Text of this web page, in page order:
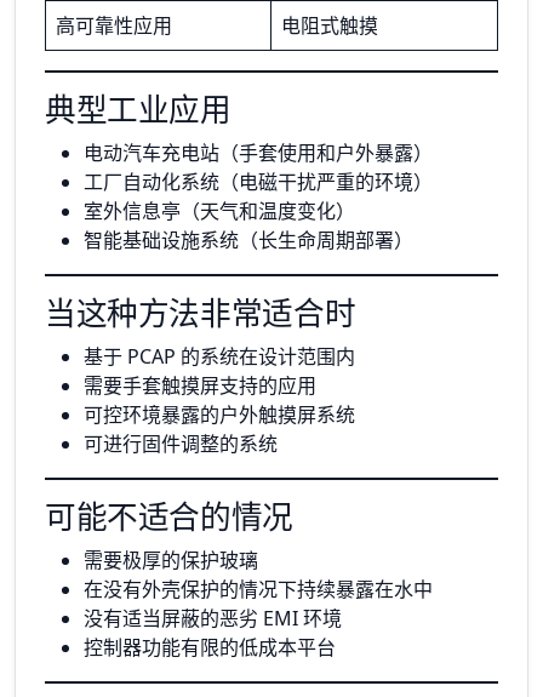
高可靠性应用
电阻式触摸
典型工业应用
电动汽车充电站（手套使用和户外暴露）
工厂自动化系统（电磁干扰严重的环境）
室外信息亭（天气和温度变化）
智能基础设施系统（长生命周期部署）
当这种方法非常适合时
基于 PCAP 的系统在设计范围内
需要手套触摸屏支持的应用
可控环境暴露的户外触摸屏系统
可进行固件调整的系统
可能不适合的情况
需要极厚的保护玻璃
在没有外壳保护的情况下持续暴露在水中
没有适当屏蔽的恶劣 EMI 环境
控制器功能有限的低成本平台